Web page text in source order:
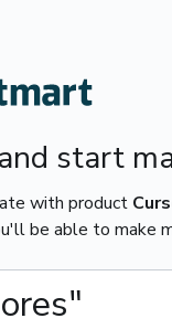
start
with product
be able to make